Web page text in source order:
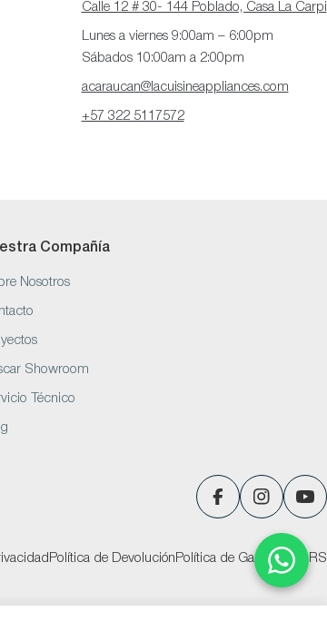
Calle 12 # 30- 144 Poblado, Casa La Carpi
Lunes a viernes 9:00am – 6:00pm
Sábados 10:00am a 2:00pm
acaraucan@lacuisineappliances.com
+57 322 5117572
Compañía
Nosotros
Showroom
Técnico
FacebookInstagram
Política de Devolución Política de Garantías PQRS